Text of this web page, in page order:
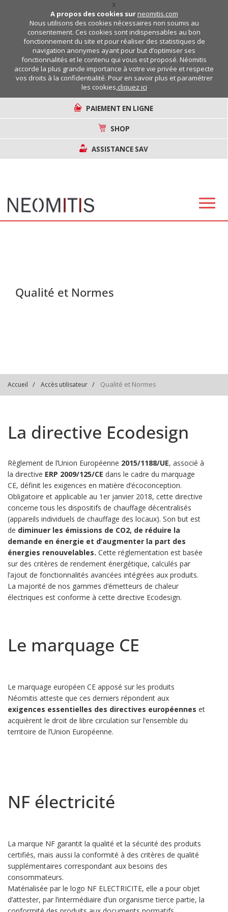
X
A propos des cookies sur neomitis.com
Nous utilisons des cookies nécessaires non soumis au
consentement. Ces cookies sont indispensables au bon
fonctionnement du site et pour réaliser des statistiques de
navigation anonymes ayant pour but d’optimiser ses
fonctionnalités et le contenu qui vous est proposé. Néomitis
accorde la plus grande importance à votre vie privée et respecte
vos droits à la confidentialité. Pour en savoir plus et paramétrer
les cookies,cliquez ici
PAIEMENT EN LIGNE
SHOP
ASSISTANCE SAV
Qualité et Normes
Accueil Accès utilisateur Qualité et Normes
La directive Ecodesign
Règlement de l’Union Européenne 2015/1188/UE, associé à
la directive ERP 2009/125/CE dans le cadre du marquage
CE, définit les exigences en matière d’écoconception.
Obligatoire et applicable au 1er janvier 2018, cette directive
concerne tous les dispositifs de chauffage décentralisés
(appareils individuels de chauffage des locaux). Son but est
de diminuer les émissions de CO2, de réduire la
demande en énergie et d’augmenter la part des
énergies renouvelables. Cette réglementation est basée
sur des critères de rendement énergétique, calculés par
l’ajout de fonctionnalités avancées intégrées aux produits.
La majorité de nos gammes d’émetteurs de chaleur
électriques est conforme à cette directive Ecodesign.
Le marquage CE
Le marquage européen CE apposé sur les produits
Néomitis atteste que ces derniers répondent aux
exigences essentielles des directives européennes et
acquièrent le droit de libre circulation sur l’ensemble du
territoire de l’Union Européenne.
NF électricité
La marque NF garantit la qualité et la sécurité des produits
certifiés, mais aussi la conformité à des critères de qualité
supplémentaires correspondant aux besoins des
consommateurs.
Matérialisée par le logo NF ELECTRICITE, elle a pour objet
d’attester, par l’intermédiaire d’un organisme tierce partie, la